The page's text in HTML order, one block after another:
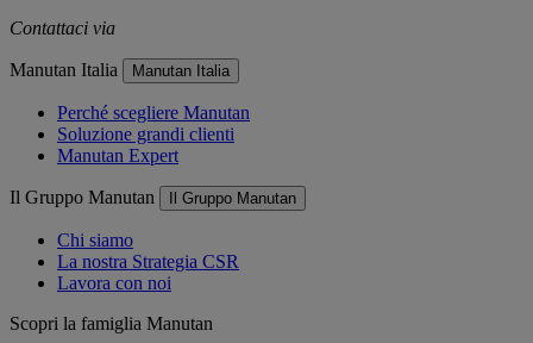
Contattaci via
Manutan Italia Manutan Italia
Perché scegliere Manutan
Soluzione grandi clienti
Manutan Expert
Il Gruppo Manutan Il Gruppo Manutan
Chi siamo
La nostra Strategia CSR
Lavora con noi
Scopri la famiglia Manutan